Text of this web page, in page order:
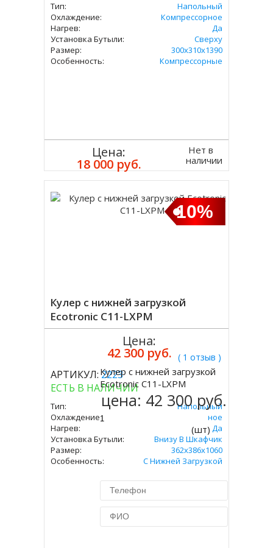
Тип:
Напольный
Охлаждение:
Компрессорное
Нагрев:
Да
Установка Бутыли:
Сверху
Размер:
300х310х1390
Особенность:
Компрессорные
Цена:
18 000 руб.
Нет в
наличии
10%
Кулер с нижней загрузкой
Ecotronic C11-LXPM
( 1 отзыв )
АРТИКУЛ:2223
ЕСТЬ В НАЛИЧИИ
Тип:
Напольный
Охлаждение:
Компрессорное
Нагрев:
Да
Установка Бутыли:
Внизу В Шкафчик
Размер:
362x386х1060
Особенность:
С Нижней Загрузкой
Цена:
42 300 руб.
Купить
Кулер с нижней загрузкой
Ecotronic C11-LXPM
цена: 42 300 руб.
(шт)